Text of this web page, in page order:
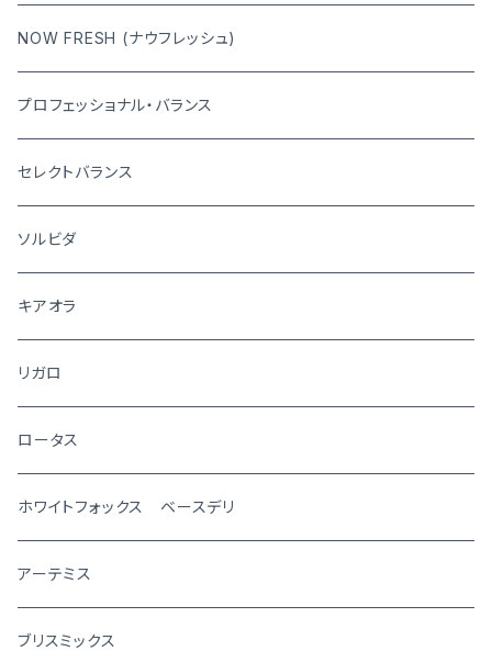
NOW FRESH (ナウフレッシュ)
プロフェッショナル・バランス
セレクトバランス
ソルビダ
キアオラ
リガロ
ロータス
ホワイトフォックス ベースデリ
アーテミス
ブリスミックス